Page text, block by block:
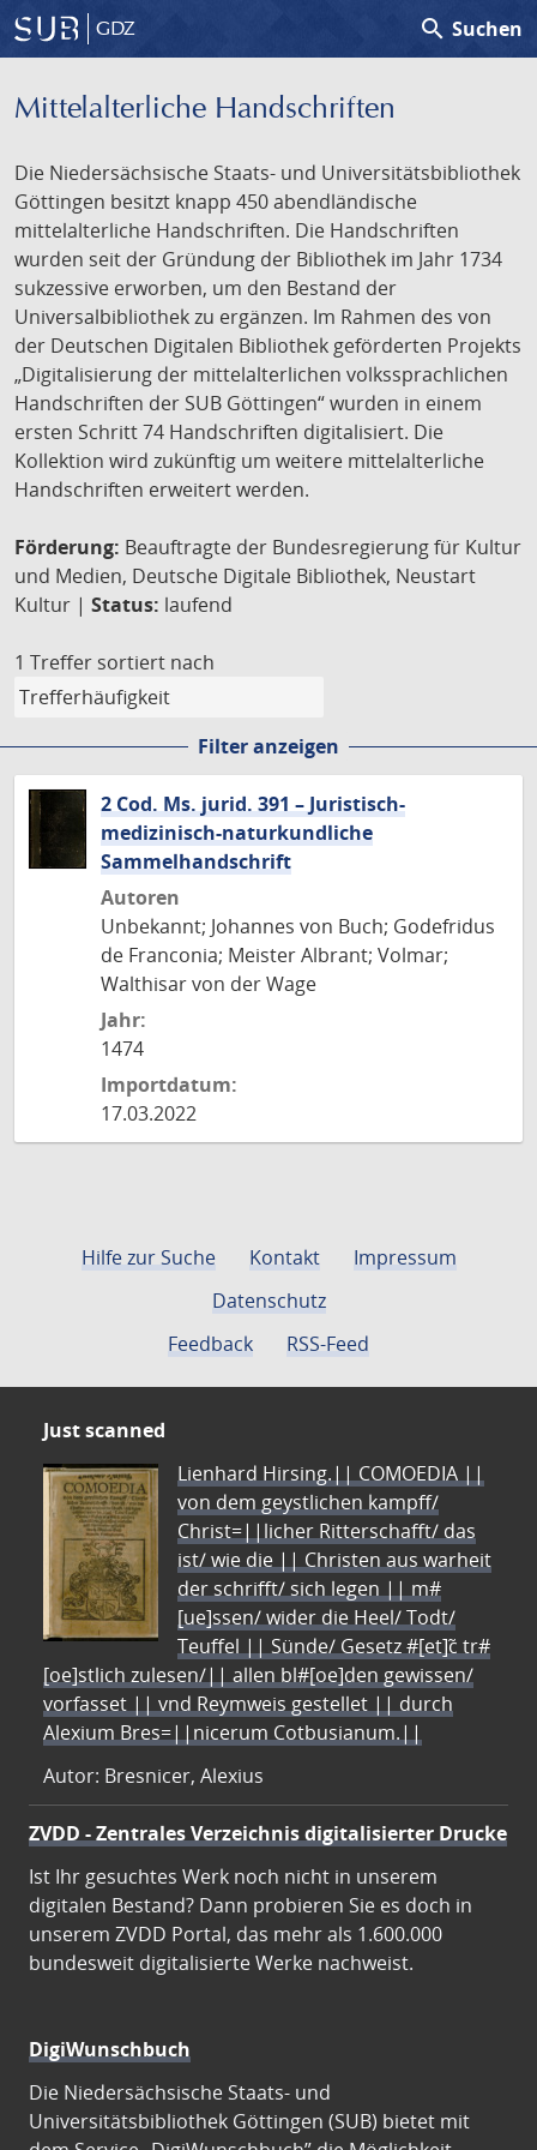
GDZ search Suchen
Mittelalterliche Handschriften
Die Niedersächsische Staats- und Universitätsbibliothek
Göttingen besitzt knapp 450 abendländische
mittelalterliche Handschriften. Die Handschriften
wurden seit der Gründung der Bibliothek im Jahr 1734
sukzessive erworben, um den Bestand der
Universalbibliothek zu ergänzen. Im Rahmen des von
der Deutschen Digitalen Bibliothek geförderten Projekts
„Digitalisierung der mittelalterlichen volkssprachlichen
Handschriften der SUB Göttingen“ wurden in einem
ersten Schritt 74 Handschriften digitalisiert. Die
Kollektion wird zukünftig um weitere mittelalterliche
Handschriften erweitert werden.
Förderung: Beauftragte der Bundesregierung für Kultur
und Medien, Deutsche Digitale Bibliothek, Neustart
Kultur | Status: laufend
1 Treffer sortiert nach
Filter anzeigen
2 Cod. Ms. jurid. 391 – Juristisch-
medizinisch-naturkundliche
Sammelhandschrift
Autoren
Unbekannt; Johannes von Buch; Godefridus
de Franconia; Meister Albrant; Volmar;
Walthisar von der Wage
Jahr:
1474
Importdatum:
17.03.2022
Hilfe zur Suche Kontakt
Impressum
Datenschutz
Feedback
RSS-Feed
Just scanned
Lienhard Hirsing.|| COMOEDIA ||
von dem geystlichen kampff/
Christ=||licher Ritterschafft/ das
ist/ wie die || Christen aus warheit
der schrifft/ sich legen || m#
[ue]ssen/ wider die Heel/ Todt/
Teuffel || Sünde/ Gesetz #[et]c̃ tr#
[oe]stlich zulesen/|| allen bl#[oe]den gewissen/
vorfasset || vnd Reymweis gestellet || durch
Alexium Bres=||nicerum Cotbusianum.||
Autor: Bresnicer, Alexius
ZVDD - Zentrales Verzeichnis digitalisierter Drucke
Ist Ihr gesuchtes Werk noch nicht in unserem
digitalen Bestand? Dann probieren Sie es doch in
unserem ZVDD Portal, das mehr als 1.600.000
bundesweit digitalisierte Werke nachweist.
DigiWunschbuch
Die Niedersächsische Staats- und
Universitätsbibliothek Göttingen (SUB) bietet mit